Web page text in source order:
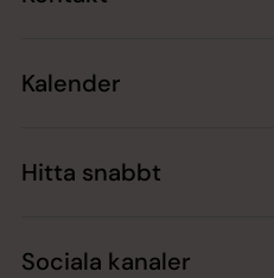
Kalender
Hitta snabbt
Sociala kanaler